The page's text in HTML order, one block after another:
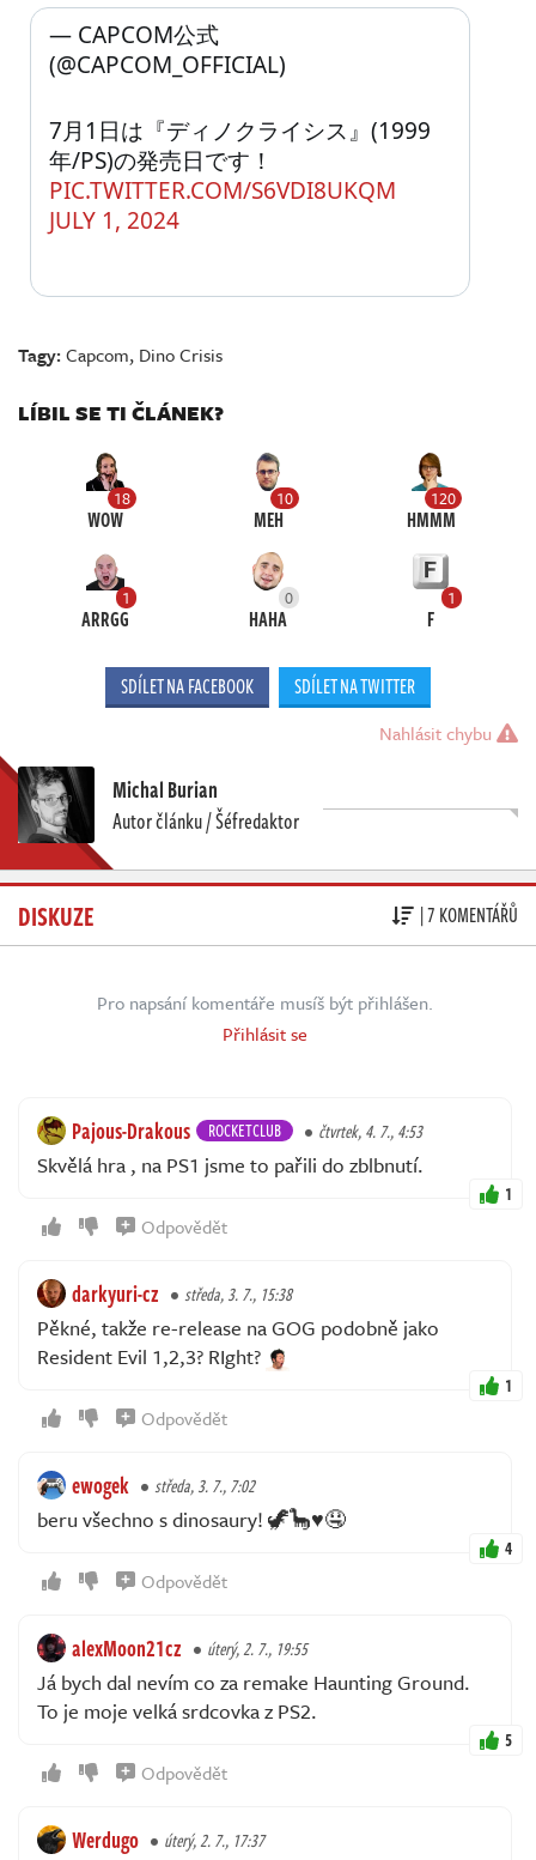
7月1日は『ディノクライシス』(1999
PIC.TWITTER.COM/S6VDI8UKQM
— CAPCOM公式
(@CAPCOM_OFFICIAL)
JULY 1, 2024
Tagy:Capcom, Dino Crisis
LÍBIL SE TI ČLÁNEK?
18
WOW
10
MEH
120
HMMM
1
ARRGG
0
HAHA
1
F
SDÍLET NA FACEBOOK SDÍLET NA TWITTER
Nahlásit chybu
Michal Burian
Autor článku / Šéfredaktor
DISKUZE | 7 KOMENTÁŘŮ
Pro napsání komentáře musíš být přihlášen.
Přihlásit se
Pajous-Drakous ROCKETCLUB čtvrtek, 4. 7., 4:53
Skvělá hra , na PS1 jsme to pařili do zblbnutí.
1
Odpovědět
darkyuri-cz středa, 3. 7., 15:38
Pěkné, takže re-release na GOG podobně jako
Resident Evil 1,2,3? RIght?
1
Odpovědět
ewogek středa, 3. 7., 7:02
beru všechno s dinosaury! 🦖🦕♥️🤤
4
Odpovědět
alexMoon21cz úterý, 2. 7., 19:55
Já bych dal nevím co za remake Haunting Ground.
To je moje velká srdcovka z PS2.
5
Odpovědět
Werdugo úterý, 2. 7., 17:37